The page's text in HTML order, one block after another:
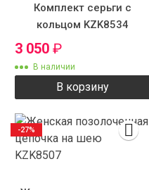
Комплект серьги с
кольцом KZK8534
3 050 ₽
В наличии
В корзину
-27%